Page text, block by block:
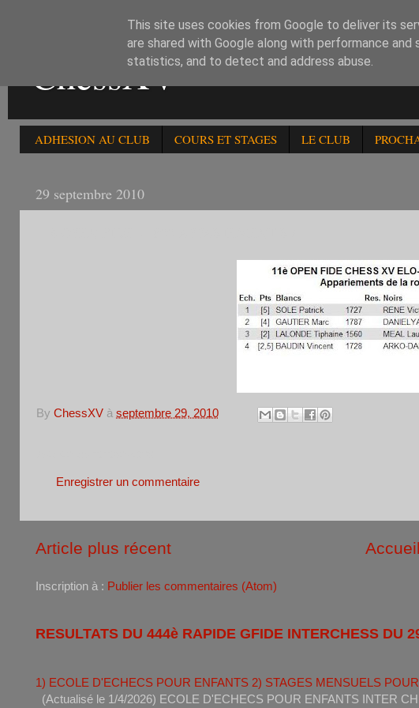
ChessXV
ADHESION AU CLUB COURS ET STAGES LE CLUB
29 septembre 2010
By ChessXV à septembre 29, 2010
Enregistrer un commentaire
Article plus récent Accueil
Inscription à : Publier les commentaires (Atom)
RESULTATS DU 444è RAPIDE GFIDE INTERCHESS DU
1) ECOLE D'ECHECS POUR ENFANTS 2) STAGES MENSUELS
(Actualisé le 1/4/2026) ECOLE D'ECHECS POUR ENFANTS
This site uses cookies from Google to deliver its
are shared with Google along with performance
statistics, and to detect and address abuse.